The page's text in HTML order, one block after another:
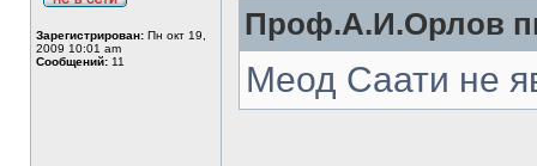
Зарегистрирован: Пн окт 19,
2009 10:01 am
Сообщений: 11
Проф.А.И.Орлов
Меод Саати не